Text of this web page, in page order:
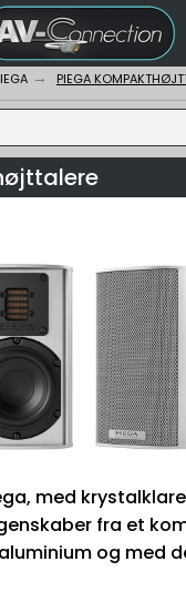
PIEGA
med
fra et
og med